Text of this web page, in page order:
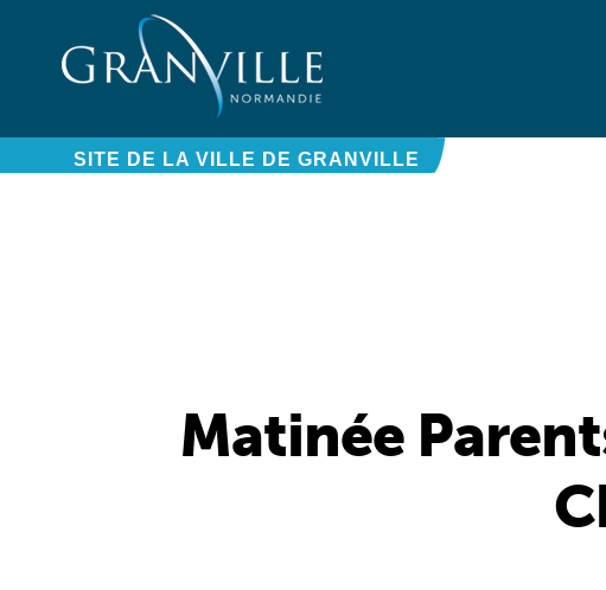
SITE DE LA VILLE DE GRANVILLE
Matinée
Panneau de gestion des cookies